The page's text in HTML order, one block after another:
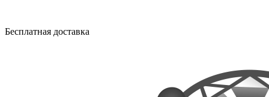
Бесплатная доставка